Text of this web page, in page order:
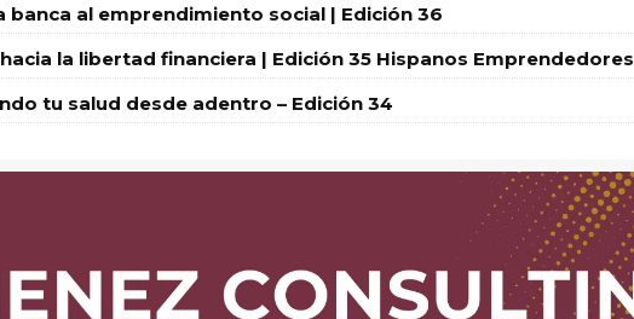
banca al emprendimiento social | Edición 36
la libertad financiera | Edición 35 Hispanos Emprendedores
tu salud desde adentro – Edición 34